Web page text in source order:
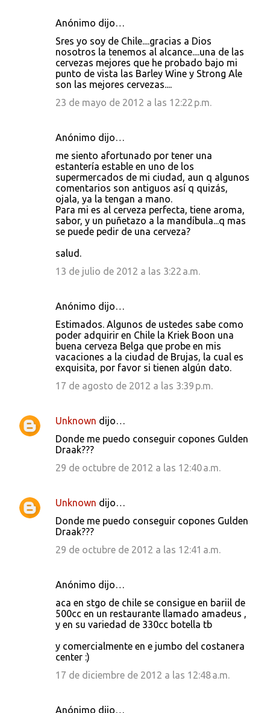
Anónimo dijo…
Sres yo soy de Chile....gracias a Dios
nosotros la tenemos al alcance....una de las
cervezas mejores que he probado bajo mi
punto de vista las Barley Wine y Strong Ale
son las mejores cervezas....
23 de mayo de 2012 a las 12:22 p.m.
Anónimo dijo…
me siento afortunado por tener una
estantería estable en uno de los
supermercados de mi ciudad, aun q algunos
comentarios son antiguos así q quizás,
ojala, ya la tengan a mano.
Para mi es al cerveza perfecta, tiene aroma,
sabor, y un puñetazo a la mandíbula...q mas
se puede pedir de una cerveza?
salud.
13 de julio de 2012 a las 3:22 a.m.
Anónimo dijo…
Estimados. Algunos de ustedes sabe como
poder adquirir en Chile la Kriek Boon una
buena cerveza Belga que probe en mis
vacaciones a la ciudad de Brujas, la cual es
exquisita, por favor si tienen algún dato.
17 de agosto de 2012 a las 3:39 p.m.
Unknown dijo…
Donde me puedo conseguir copones Gulden
Draak???
29 de octubre de 2012 a las 12:40 a.m.
Unknown dijo…
Donde me puedo conseguir copones Gulden
Draak???
29 de octubre de 2012 a las 12:41 a.m.
Anónimo dijo…
aca en stgo de chile se consigue en bariil de
500cc en un restaurante llamado amadeus ,
y en su variedad de 330cc botella tb
y comercialmente en e jumbo del costanera
center :)
17 de diciembre de 2012 a las 12:48 a.m.
Anónimo dijo…